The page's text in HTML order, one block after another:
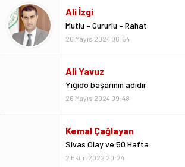
Ali Yavuz
Yiğido başarının adıdır
Kemal Çağlayan
Sivas Olay ve 50 Hafta
Metin Kulaksız
Vedalar da sevgidendir